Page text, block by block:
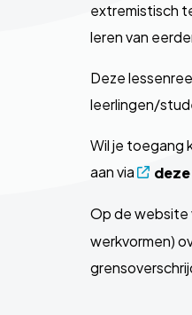
extremistisch
leren van
Deze
leerlingen/
Wil je toegang
aan via
Op de website
werkvormen)